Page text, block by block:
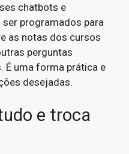
chatbots e
programados para
as notas dos cursos
perguntas
É uma forma prática e
desejadas.
e troca